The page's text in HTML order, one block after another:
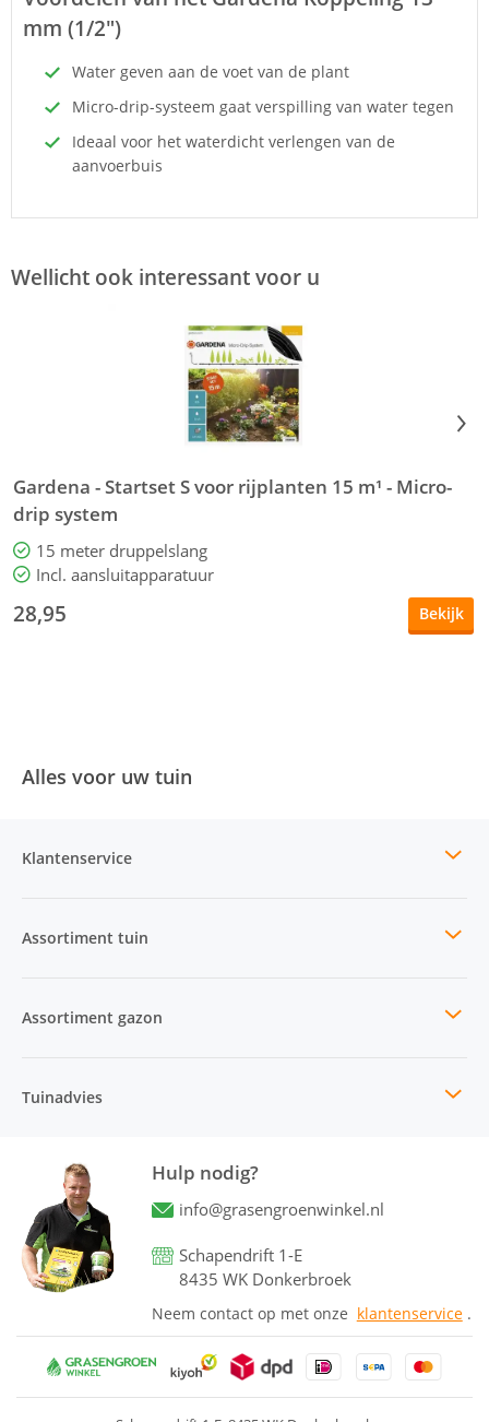
mm (1/2")
Water geven aan de voet van de plant
Micro-drip-systeem gaat verspilling van water tegen
Ideaal voor het waterdicht verlengen van de
aanvoerbuis
Wellicht ook interessant voor u
Gardena - Startset S voor rijplanten 15 m¹ - Micro-
drip system
15 meter druppelslang
Incl. aansluitapparatuur
28,95 Bekijk
Alles voor uw tuin
Hulp nodig?
Neem contact op met onze klantenservice .
info@grasengroenwinkel.nl
Schapendrift 1-E
8435 WK Donkerbroek
Klantenservice
Assortiment tuin
Assortiment gazon
Tuinadvies